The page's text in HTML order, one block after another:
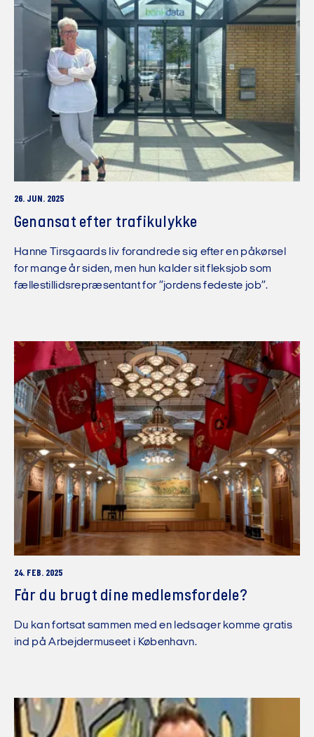
26. JUN. 2025
Genansat efter trafikulykke
Hanne Tirsgaards liv forandrede sig efter en påkørsel
for mange år siden, men hun kalder sit fleksjob som
fællestillidsrepræsentant for ”jordens fedeste job”.
24. FEB. 2025
Får du brugt dine medlemsfordele?
Du kan fortsat sammen med en ledsager komme gratis
ind på Arbejdermuseet i København.